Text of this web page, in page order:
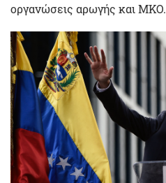
οργανώσεις αρωγής και ΜΚΟ.